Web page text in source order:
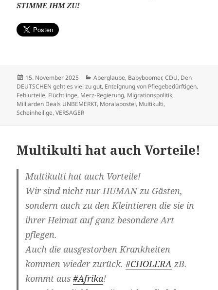
STIMME IHM ZU!
Veröffentlicht
am
15. November 2025 Kategorien
Aberglaube, Babyboomer,CDU, Den
DEUTSCHEN geht es viel zu gut, Enteignung von Pflegebedürftigen,
Fehlurteile, Flüchtlinge, Merz-Regierung, Migrationspolitik,
Milliarden Deals UNBEMERKT, Moralapostel, Multikulti,
Scheinheilige,VERSAGER
Multikulti hat auch Vorteile!
Multikulti hat auch Vorteile!
Wir sind nicht nur HUMAN zu Gästen,
sondern auch zu den Kleintieren die sie in
ihrer Heimat auf ganz besondere Art
pflegen.
Auch die ausgestorben Krankheiten
kommen wieder zurück.#CHOLERA zB.
kommt aus#Afrika!